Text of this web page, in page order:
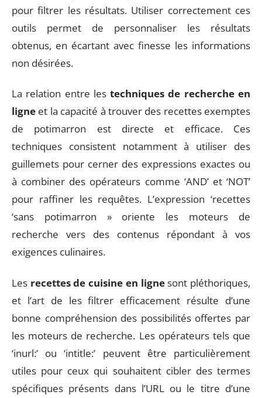
pour filtrer les résultats. Utiliser correctement ces
outils permet de personnaliser les résultats
obtenus, en écartant avec finesse les informations
non désirées.
La relation entre lestechniques de recherche en
ligne et la capacité à trouver des recettes exemptes
de potimarron est directe et efficace. Ces
techniques consistent notamment à utiliser des
guillemets pour cerner des expressions exactes ou
à combiner des opérateurs comme ‘AND’ et ‘NOT’
pour raffiner les requêtes. L’expression ‘recettes
‘sans potimarron » oriente les moteurs de
recherche vers des contenus répondant à vos
exigences culinaires.
Les recettes de cuisine en lignesont pléthoriques,
et l’art de les filtrer efficacement résulte d’une
bonne compréhension des possibilités offertes par
les moteurs de recherche. Les opérateurs tels que
‘inurl:’ ou ‘intitle:’ peuvent être particulièrement
utiles pour ceux qui souhaitent cibler des termes
spécifiques présents dans l’URL ou le titre d’une